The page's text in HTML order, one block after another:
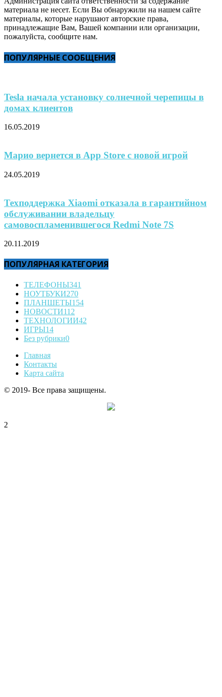
материала не несет. Если Вы обнаружили на нашем сайте
материалы, которые нарушают авторские права,
принадлежащие Вам, Вашей компании или организации,
пожалуйста, сообщите нам.
ПОПУЛЯРНЫЕ СООБЩЕНИЯ
Tesla начала установку солнечной черепицы в
домах клиентов
16.05.2019
Марио вернется в App Store с новой игрой
24.05.2019
Техподдержка Xiaomi отказала в гарантийном
обслуживании владельцу
самовоспламенившегося Redmi Note 7S
20.11.2019
ПОПУЛЯРНАЯ КАТЕГОРИЯ
ТЕЛЕФОНЫ341
НОУТБУКИ270
ПЛАНШЕТЫ154
НОВОСТИ112
ТЕХНОЛОГИИ42
ИГРЫ14
Без рубрики0
Главная
Контакты
Карта сайта
© 2019- Все права защищены.
2